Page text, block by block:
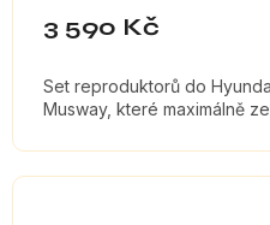
3 590 Kč
Set reproduktorů do
Musway, které maximálně